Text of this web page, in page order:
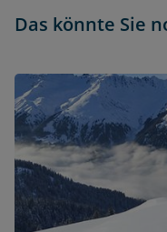
Das könnte Sie